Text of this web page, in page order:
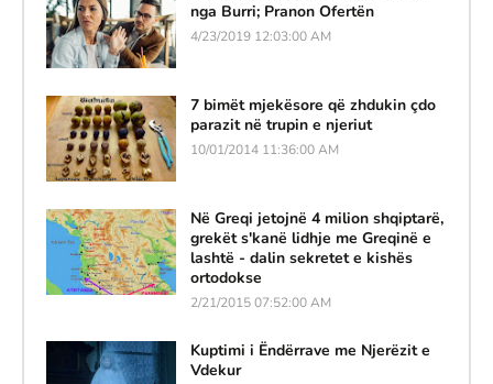
nga Burri; Pranon Ofertën
4/23/2019 12:03:00 AM
7 bimët mjekësore që zhdukin çdo
parazit në trupin e njeriut
10/01/2014 11:36:00 AM
Në Greqi jetojnë 4 milion shqiptarë,
grekët s'kanë lidhje me Greqinë e
lashtë - dalin sekretet e kishës
ortodokse
2/21/2015 07:52:00 AM
Kuptimi i Ëndërrave me Njerëzit e
Vdekur